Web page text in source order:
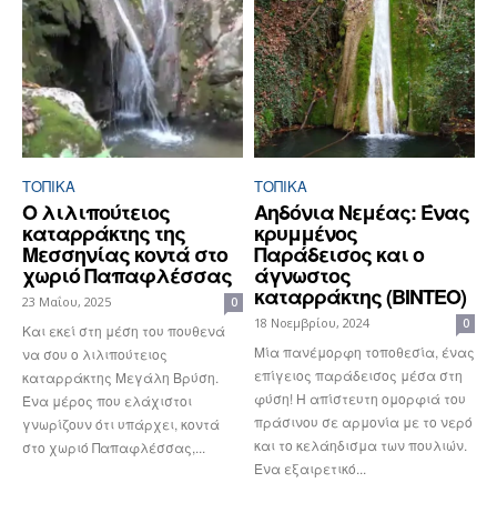
ΤΟΠΙΚΑ
Ο λιλιπούτειος
καταρράκτης της
Μεσσηνίας κοντά στο
χωριό Παπαφλέσσας
23 Μαΐου, 2025 0
Και εκεί στη μέση του πουθενά
να σου ο λιλιπούτειος
καταρράκτης Μεγάλη Βρύση.
Ένα μέρος που ελάχιστοι
γνωρίζουν ότι υπάρχει, κοντά
στο χωριό Παπαφλέσσας,...
ΤΟΠΙΚΑ
Αηδόνια Νεμέας: Ένας
κρυμμένος
Παράδεισος και ο
άγνωστος
καταρράκτης (ΒΙΝΤΕΟ)
18 Νοεμβρίου, 2024 0
Μία πανέμορφη τοποθεσία, ένας
επίγειος παράδεισος μέσα στη
φύση! Η απίστευτη ομορφιά του
πράσινου σε αρμονία με το νερό
και το κελάηδισμα των πουλιών.
Ένα εξαιρετικό...